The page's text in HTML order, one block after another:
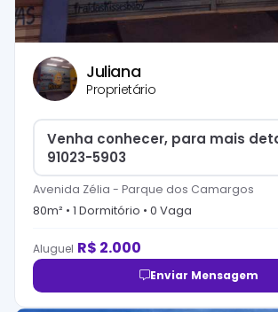
Juliana
Proprietário
Venha conhecer, para mais
91023-5903
Avenida Zélia - Parque dos Camargos
80m² • 1 Dormitório • 0 Vaga
Aluguel R$ 2.000
Enviar Mensagem